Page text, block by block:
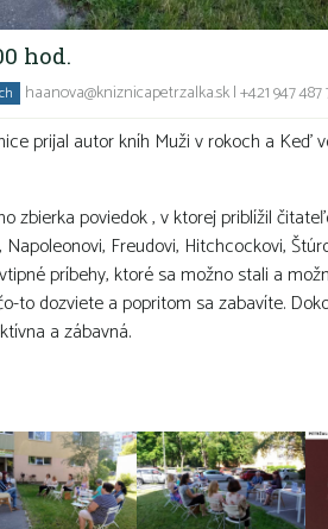
hod.
haanova@kniznicapetrzalka.sk|+421 947 487
prijal autor kníh Muži v rokoch a Keď
zbierka poviedok , v ktorej priblížil
Napoleonovi, Freudovi, Hitchcockovi,
príbehy, ktoré sa možno stali a
to dozviete a popritom sa zabavíte.
a zábavná.